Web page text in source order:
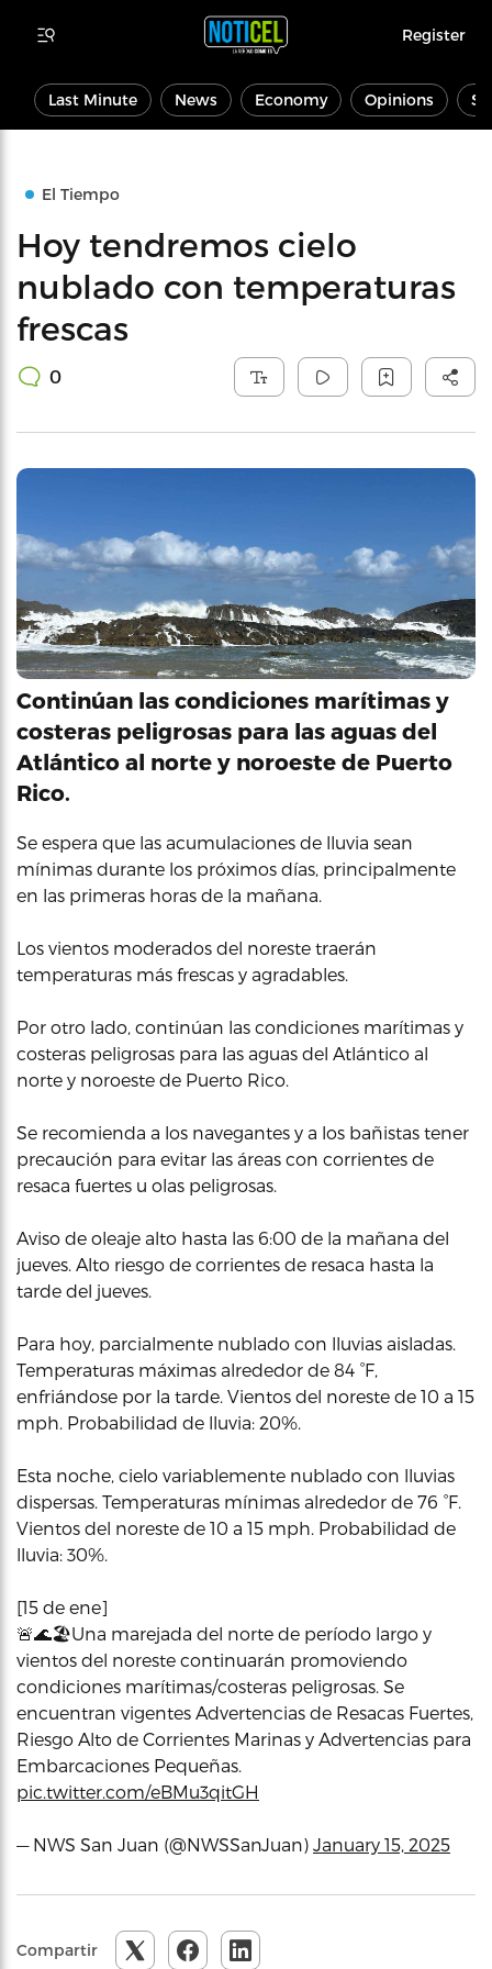
Register
Last Minute News Economy Opinions
El Tiempo
Hoy tendremos cielo
nublado con temperaturas
frescas
0
Continúan las condiciones marítimas y
costeras peligrosas para las aguas del
Atlántico al norte y noroeste de Puerto
Rico.
Se espera que las acumulaciones de lluvia sean
mínimas durante los próximos días, principalmente
en las primeras horas de la mañana.
Los vientos moderados del noreste traerán
temperaturas más frescas y agradables.
Por otro lado, continúan las condiciones marítimas y
costeras peligrosas para las aguas del Atlántico al
norte y noroeste de Puerto Rico.
Se recomienda a los navegantes y a los bañistas tener
precaución para evitar las áreas con corrientes de
resaca fuertes u olas peligrosas.
Aviso de oleaje alto hasta las 6:00 de la mañana del
jueves. Alto riesgo de corrientes de resaca hasta la
tarde del jueves.
Para hoy, parcialmente nublado con lluvias aisladas.
Temperaturas máximas alrededor de 84 °F,
enfriándose por la tarde. Vientos del noreste de 10 a 15
mph. Probabilidad de lluvia: 20%.
Esta noche, cielo variablemente nublado con lluvias
dispersas. Temperaturas mínimas alrededor de 76 °F.
Vientos del noreste de 10 a 15 mph. Probabilidad de
lluvia: 30%.
[15 de ene]
🚨🌊🏖️Una marejada del norte de período largo y
vientos del noreste continuarán promoviendo
condiciones marítimas/costeras peligrosas. Se
encuentran vigentes Advertencias de Resacas Fuertes,
Riesgo Alto de Corrientes Marinas y Advertencias para
Embarcaciones Pequeñas.
pic.twitter.com/eBMu3qitGH
— NWS San Juan (@NWSSanJuan) January 15, 2025
Compartir